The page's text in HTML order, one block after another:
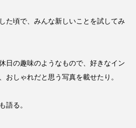
た頃で、みんな新しいことを試してみ
日の趣味のようなもので、好きなイン
おしゃれだと思う写真を載せたり。
語る。